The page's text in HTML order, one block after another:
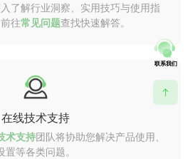
入了解行业洞察、实用技巧与使用指
往常见问题查找快速解答。
在线技术支持
术支持团队将协助您解决产品使用、
置等各类问题。
联系我们